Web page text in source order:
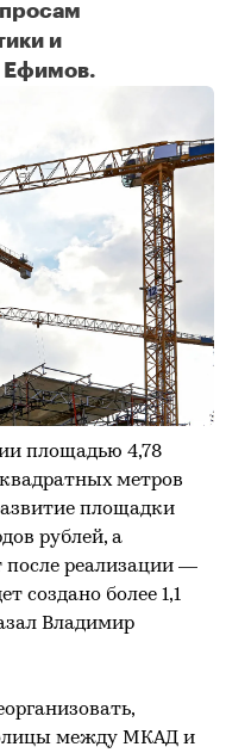
и
Ефимов.
площадью 4,78
метров
площадки
рублей, а
реализации —
создано более 1,1
Владимир
между МКАД и